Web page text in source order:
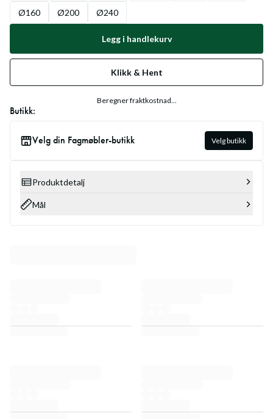
Ø160 Ø200 Ø240
Legg i handlekurv
Klikk & Hent
Beregner fraktkostnad...
Butikk:
Velg din Fagmøbler-butikk Velg butikk
Produktdetalj
Mål